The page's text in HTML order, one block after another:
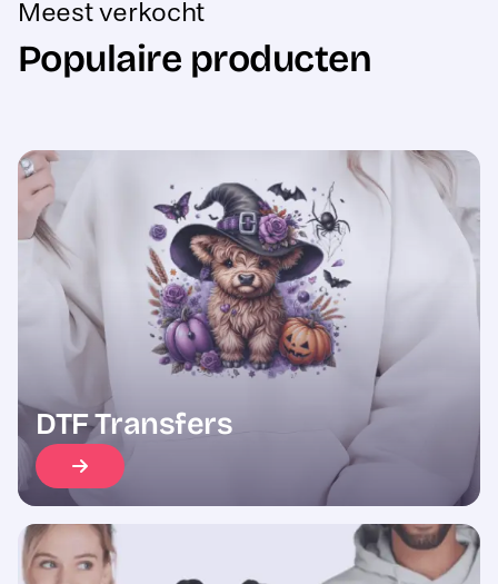
Sale
Populaire producten
DTF Transfers